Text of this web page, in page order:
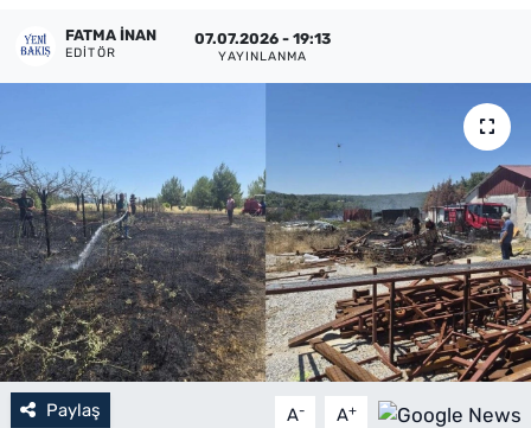
FATMA İNAN
EDITÖR
07.07.2026 - 19:13
YAYINLANMA
Paylaş A- A+